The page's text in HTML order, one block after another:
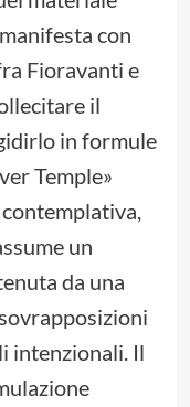
con
Fioravanti e
il
in formule
Temple»
un
da una
intenzionali. Il